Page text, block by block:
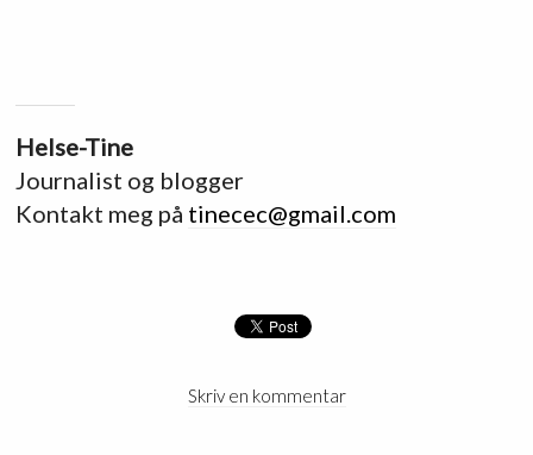
Helse-Tine
Journalist og blogger
Kontakt meg på tinecec@gmail.com
Skriv en kommentar